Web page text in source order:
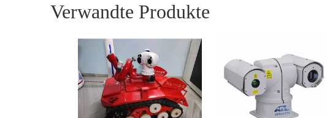
Verwandte Produkte